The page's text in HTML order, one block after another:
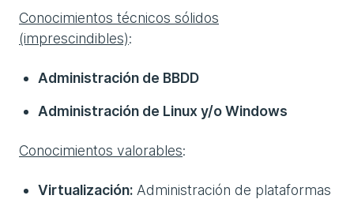
Conocimientos técnicos sólidos
(imprescindibles):
Administración de BBDD
Administración de Linux y/o Windows
Conocimientos valorables:
Virtualización: Administración de plataformas